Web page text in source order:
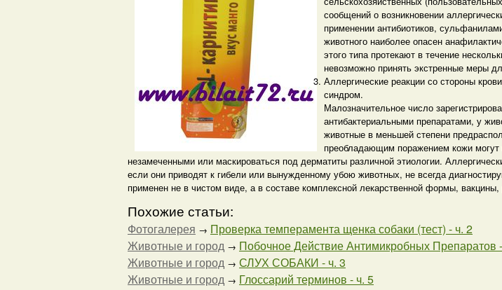
сообщений о возникновении
применении антибиотиков,
животного наиболее опасен
этого типа протекают в течение
невозможно принять экстренные меры
Аллергические реакции со стороны
синдром.
Малозначительное число
антибактериальными препаратами, у
животные в меньшей степени
преобладающим поражением кожи
незамеченными или маскироваться под дерматиты различной этиологии.
если они приводят к гибели или вынужденному убою животных, не всегда
применен не в чистом виде, а в составе комплексной лекарственной формы,
Похожие статьи:
Фотогалерея → Проверка темперамента щенка собаки (тест) - ч. 2
Животные и город → Побочное Действие Антимикробных Препаратов
Животные и город → СЛУХ СОБАКИ - ч. 3
Животные и город → Глоссарий терминов - ч. 5